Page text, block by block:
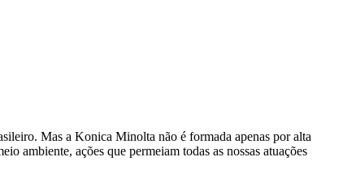
Mas a Konica Minolta não é formada apenas por alta
ambiente, ações que permeiam todas as nossas atuações